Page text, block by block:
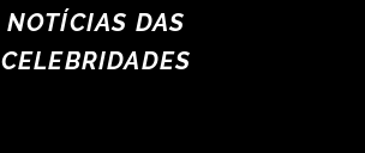
NOTÍCIAS DAS
CELEBRIDADES